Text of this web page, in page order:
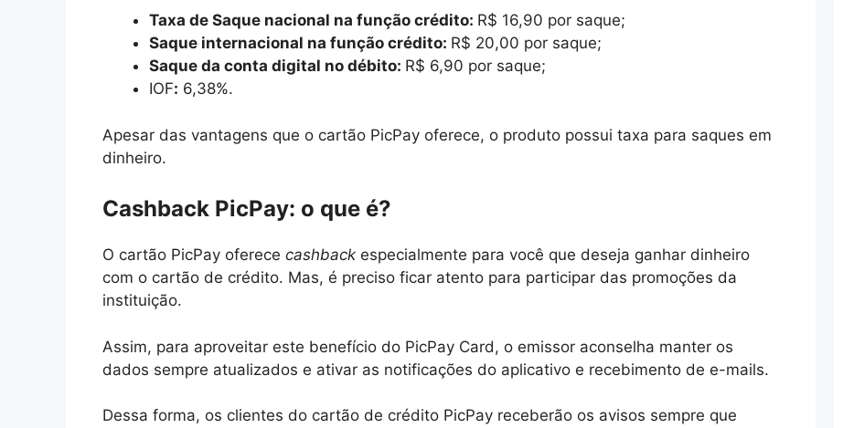
Taxa de Saque nacional na função crédito: R$ 16,90 por saque;
Saque internacional na função crédito: R$ 20,00 por saque;
Saque da conta digital no débito: R$ 6,90 por saque;
IOF: 6,38%.
Apesar das vantagens que o cartão PicPay oferece, o produto possui taxa para saques em
dinheiro.
Cashback PicPay: o que é?
O cartão PicPay oferece cashback especialmente para você que deseja ganhar dinheiro
com o cartão de crédito. Mas, é preciso ficar atento para participar das promoções da
instituição.
Assim, para aproveitar este benefício do PicPay Card, o emissor aconselha manter os
dados sempre atualizados e ativar as notificações do aplicativo e recebimento de e-mails.
Dessa forma, os clientes do cartão de crédito PicPay receberão os avisos sempre que